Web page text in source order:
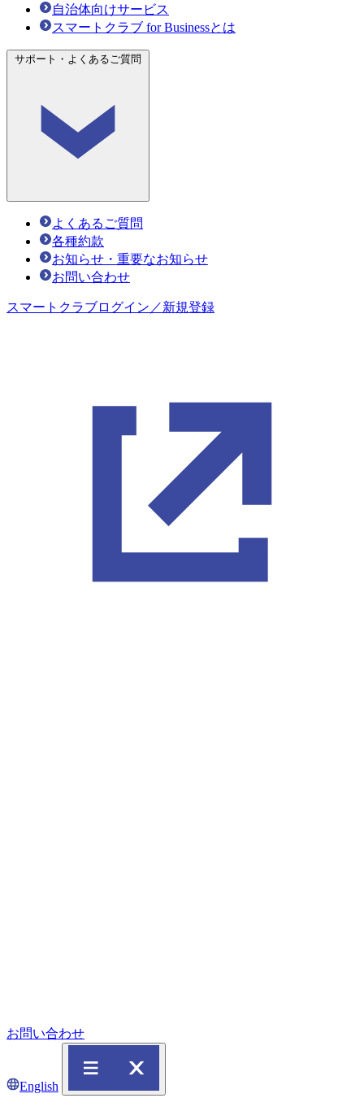
自治体向けサービス
スマートクラブ for Businessとは
サポート・よくあるご質問
よくあるご質問
各種約款
お知らせ・重要なお知らせ
お問い合わせ
スマートクラブログイン／新規登録
お問い合わせ
English